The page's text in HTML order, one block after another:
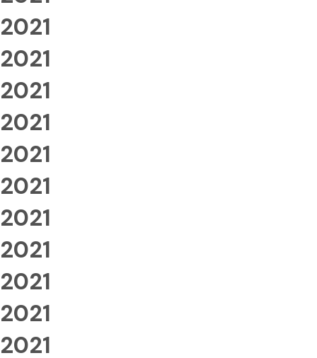
2021
2021
2021
2021
2021
2021
2021
2021
2021
2021
2021